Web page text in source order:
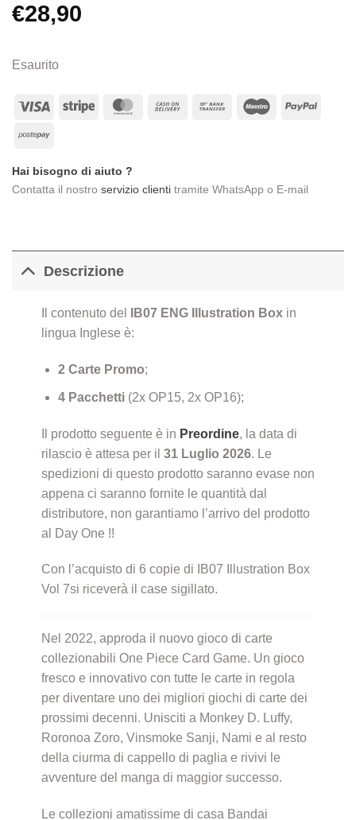
€28,90
Esaurito
Visa Stripe MasterCard
Cash
Bank
Maestro
Postepay
Hai bisogno di aiuto ?
Contatta il nostro servizio clienti tramite WhatsApp o E-mail
Descrizione
Il contenuto del IB07 ENG Illustration Boxin
lingua Inglese è:
2 Carte Promo;
4 Pacchetti (2x OP15, 2x OP16);
Il prodotto seguente è in Preordine, la data di
rilascio è attesa per il 31 Luglio 2026. Le
spedizioni di questo prodotto saranno evase non
appena ci saranno fornite le quantità dal
distributore, non garantiamo l’arrivo del prodotto
al Day One !!
Con l’acquisto di 6 copie di IB07 Illustration Box
Vol 7si riceverà il case sigillato.
Nel 2022, approda il nuovo gioco di carte
collezionabili One Piece Card Game. Un gioco
fresco e innovativo con tutte le carte in regola
per diventare uno dei migliori giochi di carte dei
prossimi decenni. Unisciti a Monkey D. Luffy,
Roronoa Zoro, Vinsmoke Sanji, Nami e al resto
della ciurma di cappello di paglia e rivivi le
avventure del manga di maggior successo.
Le collezioni amatissime di casa Bandai